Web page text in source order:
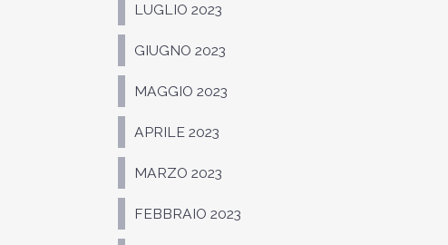
LUGLIO 2023
GIUGNO 2023
MAGGIO 2023
APRILE 2023
MARZO 2023
FEBBRAIO 2023